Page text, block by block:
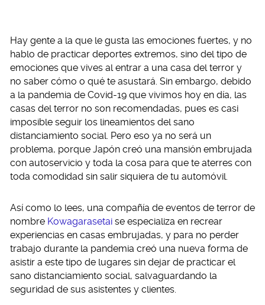
Hay gente a la que le gusta las emociones fuertes, y no
hablo de practicar deportes extremos, sino del tipo de
emociones que vives al entrar a una casa del terror y
no saber cómo o qué te asustará. Sin embargo, debido
a la pandemia de Covid-19 que vivimos hoy en día, las
casas del terror no son recomendadas, pues es casi
imposible seguir los lineamientos del sano
distanciamiento social. Pero eso ya no será un
problema, porque Japón creó una mansión embrujada
con autoservicio y toda la cosa para que te aterres con
toda comodidad sin salir siquiera de tu automóvil.
Así como lo lees, una compañía de eventos de terror de
nombre Kowagarasetai se especializa en recrear
experiencias en casas embrujadas, y para no perder
trabajo durante la pandemia creó una nueva forma de
asistir a este tipo de lugares sin dejar de practicar el
sano distanciamiento social, salvaguardando la
seguridad de sus asistentes y clientes.